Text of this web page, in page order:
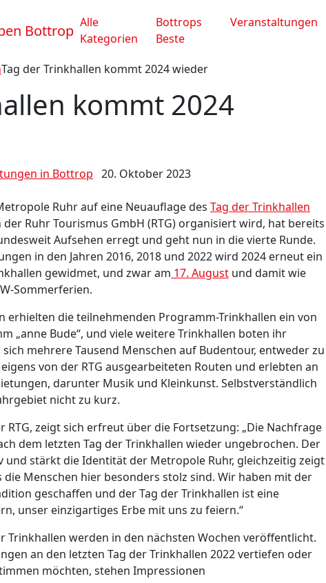
Alle
Kategorien
Bottrops
Beste
Veranstaltungen
Tag der Trinkhallen kommt 2024 wieder
kommt 2024
in Bottrop 20. Oktober 2023
Ruhr auf eine Neuauflage des Tag der Trinkhallen
Ruhr Tourismus GmbH (RTG) organisiert wird, hat bereits
Aufsehen erregt und geht nun in die vierte Runde.
in den Jahren 2016, 2018 und 2022 wird 2024 erneut ein
gewidmet, und zwar am 17. August und damit wie
Sommerferien.
erhielten die teilnehmenden Programm-Trinkhallen ein von
„anne Bude“, und viele weitere Trinkhallen boten ihr
mehrere Tausend Menschen auf Budentour, entweder zu
von der RTG ausgearbeiteten Routen und erlebten an
darunter Musik und Kleinkunst. Selbstverständlich
nicht zu kurz.
zeigt sich erfreut über die Fortsetzung: „Die Nachfrage
dem letzten Tag der Trinkhallen wieder ungebrochen. Der
und stärkt die Identität der Metropole Ruhr, gleichzeitig zeigt
Menschen hier besonders stolz sind. Wir haben mit der
geschaffen und der Tag der Trinkhallen ist eine
unser einzigartiges Erbe mit uns zu feiern.“
Trinkhallen werden in den nächsten Wochen veröffentlicht.
an den letzten Tag der Trinkhallen 2022 vertiefen oder
möchten, stehen Impressionen